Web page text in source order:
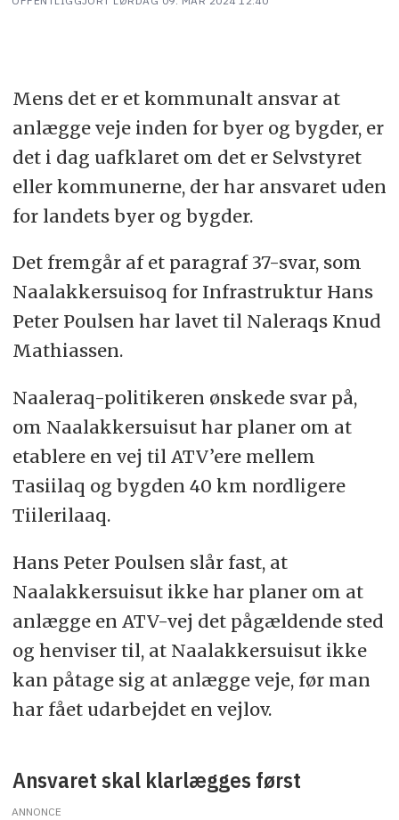
Mens det er et kommunalt ansvar at
anlægge veje inden for byer og bygder, er
det i dag uafklaret om det er Selvstyret
eller kommunerne, der har ansvaret uden
for landets byer og bygder.
Det fremgår af et paragraf 37-svar, som
Naalakkersuisoq for Infrastruktur Hans
Peter Poulsen har lavet til Naleraqs Knud
Mathiassen.
Naaleraq-politikeren ønskede svar på,
om Naalakkersuisut har planer om at
etablere en vej til ATV’ere mellem
Tasiilaq og bygden 40 km nordligere
Tiilerilaaq.
Hans Peter Poulsen slår fast, at
Naalakkersuisut ikke har planer om at
anlægge en ATV-vej det pågældende sted
og henviser til, at Naalakkersuisut ikke
kan påtage sig at anlægge veje, før man
har fået udarbejdet en vejlov.
Ansvaret skal klarlægges først
ANNONCE